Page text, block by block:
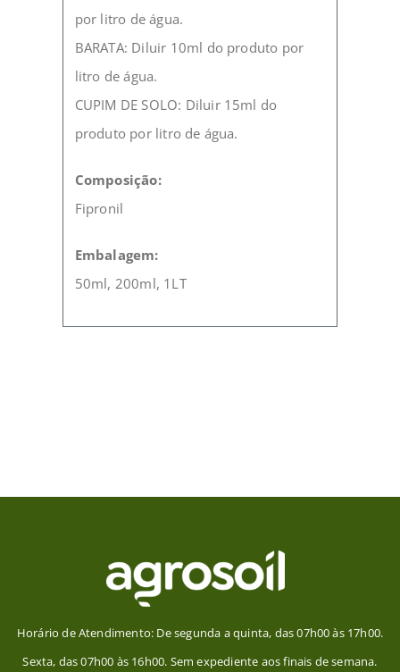
por litro de água.
BARATA: Diluir 10ml do produto por
litro de água.
CUPIM DE SOLO: Diluir 15ml do
produto por litro de água.
Composição:
Fipronil
Embalagem:
50ml, 200ml, 1LT
Horário de Atendimento: De segunda a quinta, das 07h00 às 17h00.
Sexta, das 07h00 às 16h00. Sem expediente aos finais de semana.